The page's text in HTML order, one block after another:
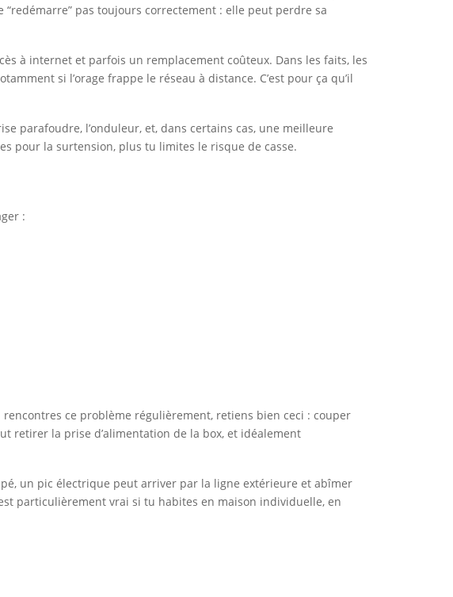
pas toujours correctement : elle peut perdre sa
à internet et parfois un remplacement coûteux. Dans les faits, les
si l’orage frappe le réseau à distance. C’est pour ça qu’il
parafoudre, l’onduleur, et, dans certains cas, une meilleure
pour la surtension, plus tu limites le risque de casse.
:
rencontres ce problème régulièrement, retiens bien ceci : couper
retirer la prise d’alimentation de la box, et idéalement
un pic électrique peut arriver par la ligne extérieure et abîmer
particulièrement vrai si tu habites en maison individuelle, en